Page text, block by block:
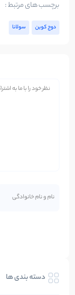
برچسب های مرتبط :
دوج کوین سولانا
دسته بندی ها